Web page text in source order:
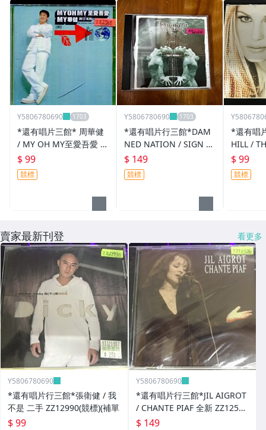
Y5806780690
*還有唱片三館* 周華健
/ MY OH MY至愛吾愛 二
手 ZZ2768(需競標)
$ 99
競標
Y5806780690
*還有唱片行三館*DAM
NED NATION / SIGN O
F MADNESS 二手 ZZ202
64
$ 149
競標
*還有唱
HILL /
E 二手
$ 99
競標
賣家最新刊登 看更多
Y5806780690
*還有唱片行三館*張衛健 / 我
不是 二手 ZZ12990(競標)(補單
$ 99
Y5806780690
*還有唱片行三館*JIL AIGROT
/ CHANTE PIAF 全新 ZZ12526
(競標)
$ 149